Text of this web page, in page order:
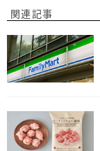
関連記事